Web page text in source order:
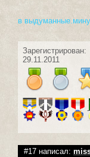
в
Зарегистрирован:
29.11.2011
#17 написал: